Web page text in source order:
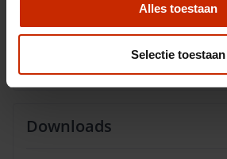
Alles toestaan
Selectie toestaan
Opties
Omschrijving
Downloads